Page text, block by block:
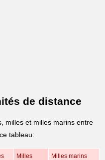
de distance
milles et milles marins entre
tableau:
Milles Milles marins